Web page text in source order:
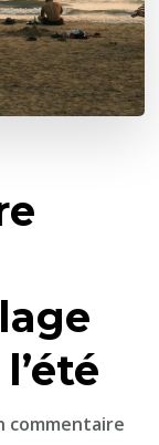
commentaire